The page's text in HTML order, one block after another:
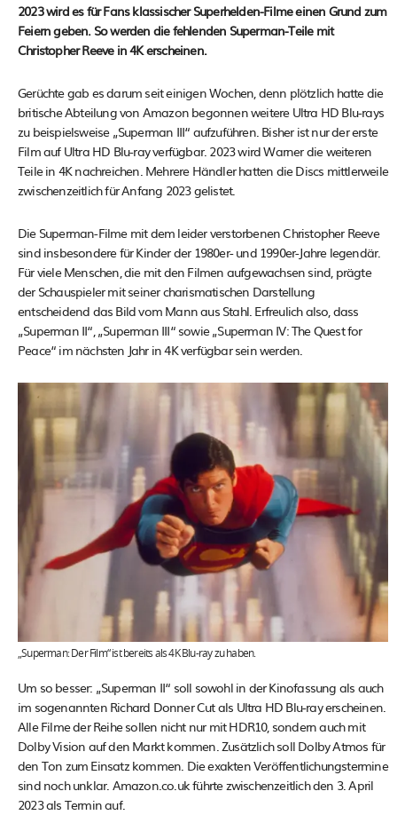
2023 wird es für Fans klassischer Superhelden-Filme einen Grund zum
Feiern geben. So werden die fehlenden Superman-Teile mit
Christopher Reeve in 4K erscheinen.
Gerüchte gab es darum seit einigen Wochen, denn plötzlich hatte die
britische Abteilung von Amazon begonnen weitere Ultra HD Blu-rays
zu beispielsweise „Superman III“ aufzuführen. Bisher ist nur der erste
Film auf Ultra HD Blu-ray verfügbar. 2023 wird Warner die weiteren
Teile in 4K nachreichen. Mehrere Händler hatten die Discs mittlerweile
zwischenzeitlich für Anfang 2023 gelistet.
Die Superman-Filme mit dem leider verstorbenen Christopher Reeve
sind insbesondere für Kinder der 1980er- und 1990er-Jahre legendär.
Für viele Menschen, die mit den Filmen aufgewachsen sind, prägte
der Schauspieler mit seiner charismatischen Darstellung
entscheidend das Bild vom Mann aus Stahl. Erfreulich also, dass
„Superman II“, „Superman III“ sowie „Superman IV: The Quest for
Peace“ im nächsten Jahr in 4K verfügbar sein werden.
„Superman: Der Film“ ist bereits als 4K Blu-ray zu haben.
Um so besser: „Superman II“ soll sowohl in der Kinofassung als auch
im sogenannten Richard Donner Cut als Ultra HD Blu-ray erscheinen.
Alle Filme der Reihe sollen nicht nur mit HDR10, sondern auch mit
Dolby Vision auf den Markt kommen. Zusätzlich soll Dolby Atmos für
den Ton zum Einsatz kommen. Die exakten Veröffentlichungstermine
sind noch unklar. Amazon.co.uk führte zwischenzeitlich den 3. April
2023 als Termin auf.